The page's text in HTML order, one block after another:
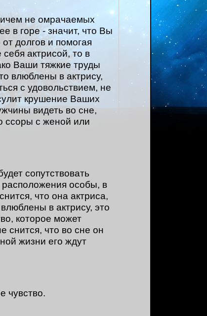
не омрачаемых
в горе - значит, что Вы
долгов и помогая
актрисой, то в
Ваши тяжкие труды
влюблены в актрису,
с удовольствием, не
крушение Ваших
видеть во сне,
ссоры с женой или
сопутствовать
особы, в
что она актриса,
в актрису, это
которое может
снится, что во сне он
жизни его ждут
чувство.